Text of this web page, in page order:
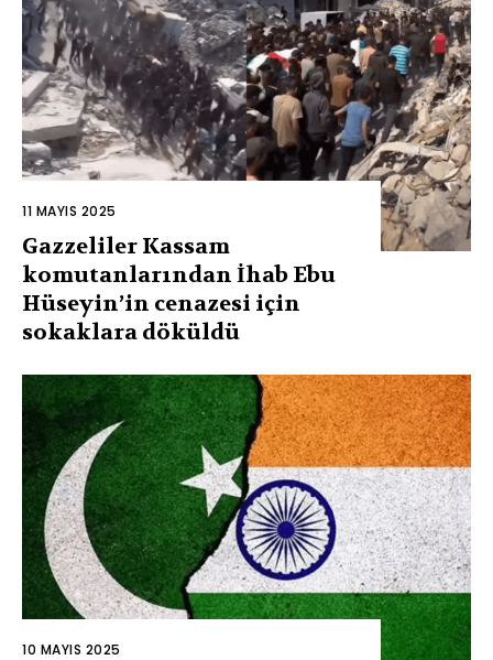
11 MAYIS 2025
Gazzeliler Kassam
komutanlarından İhab Ebu
Hüseyin’in cenazesi için
sokaklara döküldü
10 MAYIS 2025